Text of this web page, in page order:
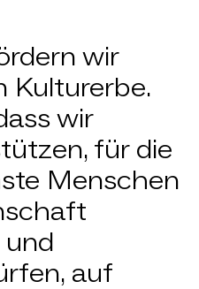
wir
Kulturerbe.
wir
für die
Menschen
auf